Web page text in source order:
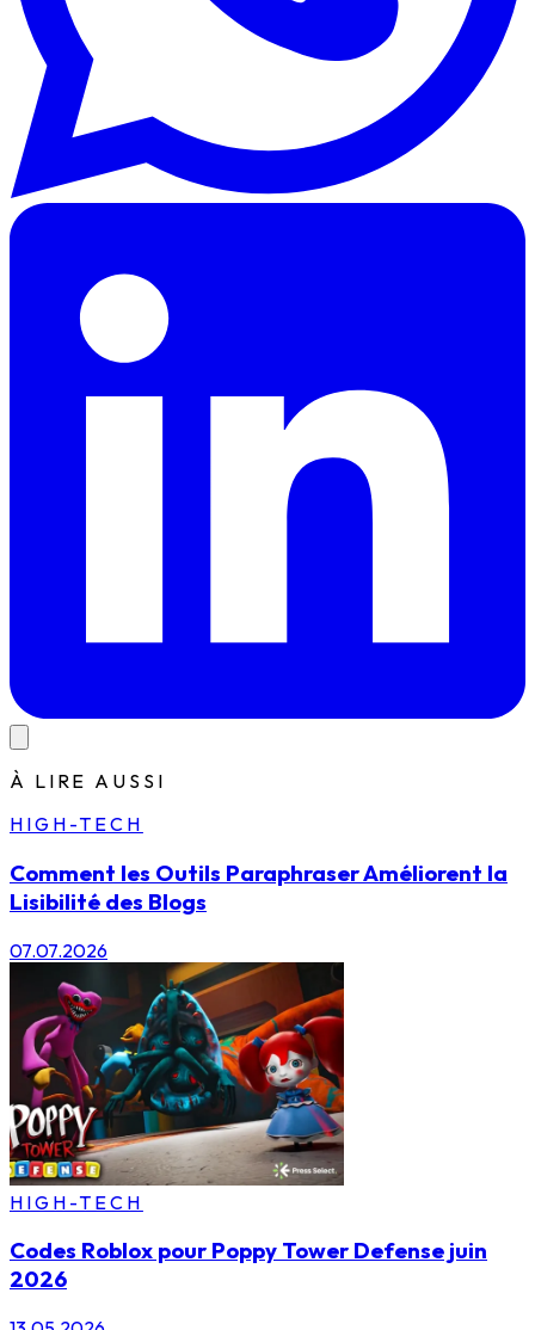
À LIRE AUSSI
HIGH-TECH
Comment les Outils Paraphraser Améliorent la
Lisibilité des Blogs
07.07.2026
HIGH-TECH
Codes Roblox pour Poppy Tower Defense juin
2026